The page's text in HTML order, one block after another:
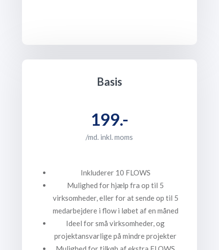
Basis
199.-
/md. inkl. moms
Inkluderer 10 FLOWS
Mulighed for hjælp fra op til 5
virksomheder, eller for at sende op til 5
medarbejdere i flow i løbet af en måned
Ideel for små virksomheder, og
projektansvarlige på mindre projekter